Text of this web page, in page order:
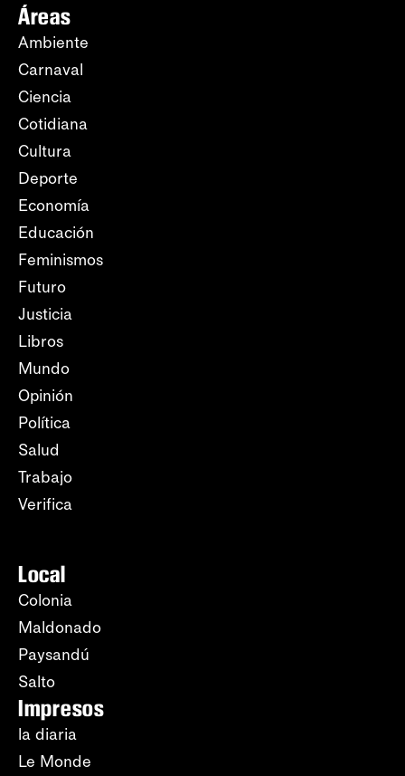
Áreas
Ambiente
Carnaval
Ciencia
Cotidiana
Cultura
Deporte
Economía
Educación
Feminismos
Futuro
Justicia
Libros
Mundo
Opinión
Política
Salud
Trabajo
Verifica
Local
Colonia
Maldonado
Paysandú
Salto
Impresos
la diaria
Le Monde